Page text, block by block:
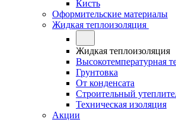
Кисть
Оформительские материалы
Жидкая теплоизоляция
Жидкая теплоизоляция
Высокотемпературная
Грунтовка
От конденсата
Строительный
Техническая изоляция
Акции